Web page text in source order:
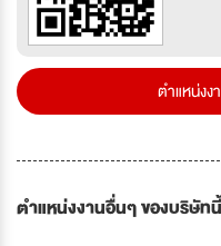
ตำแหน่ง
ตำแหน่งงานอื่นๆ ของบริษัทนี้